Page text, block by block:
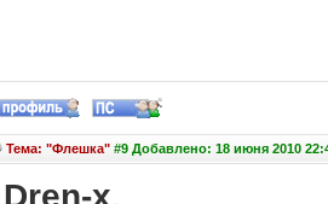
Тема: "Флешка"#9 Добавлено: 18 июня 2010
Dren-x,